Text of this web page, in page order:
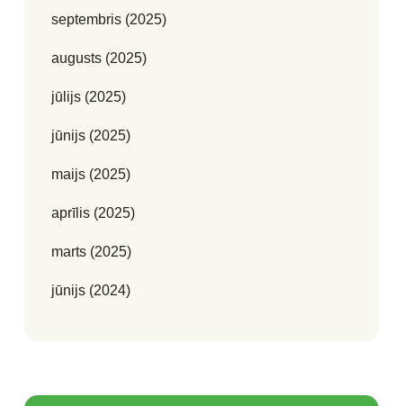
septembris (2025)
augusts (2025)
jūlijs (2025)
jūnijs (2025)
maijs (2025)
aprīlis (2025)
marts (2025)
jūnijs (2024)